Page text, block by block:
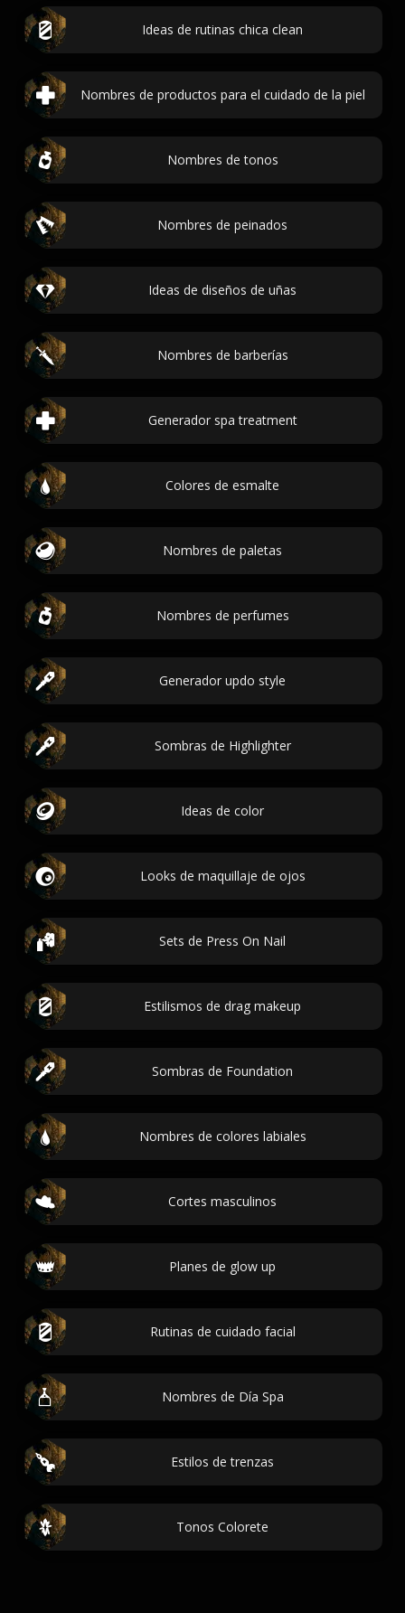
Ideas de rutinas chica clean
Nombres de productos para el cuidado de la piel
Nombres de tonos
Nombres de peinados
Ideas de diseños de uñas
Nombres de barberías
Generador spa treatment
Colores de esmalte
Nombres de paletas
Nombres de perfumes
Generador updo style
Sombras de Highlighter
Ideas de color
Looks de maquillaje de ojos
Sets de Press On Nail
Estilismos de drag makeup
Sombras de Foundation
Nombres de colores labiales
Cortes masculinos
Planes de glow up
Rutinas de cuidado facial
Nombres de Día Spa
Estilos de trenzas
Tonos Colorete